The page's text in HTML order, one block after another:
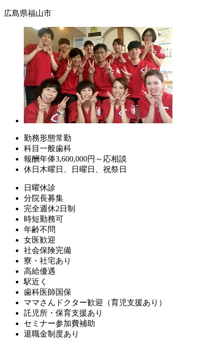
広島県福山市
勤務形態常勤
科目 一般歯科
報酬年俸3,600,000円～応相談
休日 木曜日、日曜日、祝祭日
日曜休診
分院長募集
完全週休2日制
時短勤務可
年齢不問
女医歓迎
社会保険完備
寮・社宅あり
高給優遇
駅近く
歯科医師国保
ママさんドクター歓迎（育児支援あり）
託児所・保育支援あり
セミナー参加費補助
退職金制度あり